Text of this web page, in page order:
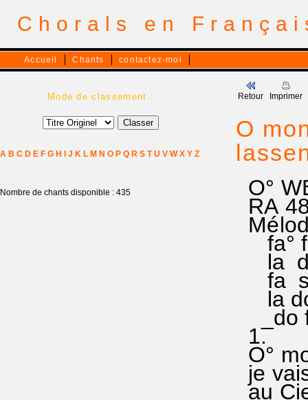
Chorals en
Accueil Chants contactez-moi
Mode de classement :
A B C D E F G H J K L M N O P Q R S T U V W X Y Z
Nombre de chants disponible : 435
Retour Imprimer
O
O°
RA
fa°
la
fa
la
_do
1.
O°
je
au